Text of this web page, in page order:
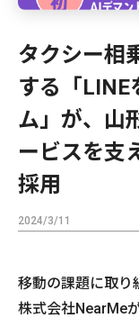
タクシー相
する「LINE
ム」が、山
ービスを支
採用
2024/3/11
移動の課題に取り
株式会社NearMe